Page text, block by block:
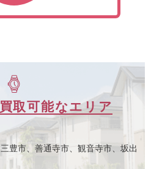
取可能なエリア
豊市、善通寺市、観音寺市、坂出